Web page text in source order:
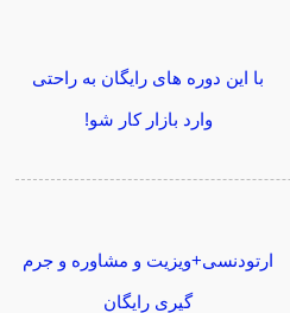
با این دوره های رایگان به راحتی
وارد بازار کار شو!
ارتودنسی+ویزیت و مشاوره و جرم
گیری رایگان